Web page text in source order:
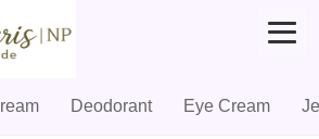
Deodorant Eye Cream